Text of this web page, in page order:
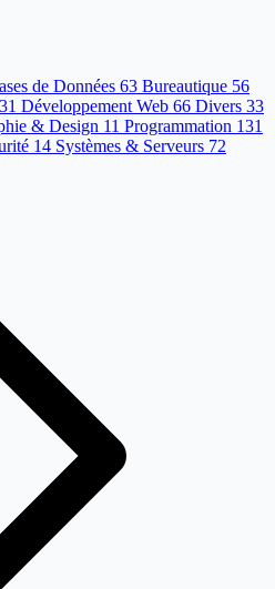
de Données 63 Bureautique 56
31 Développement Web 66 Divers 33
& Design 11 Programmation 131
14 Systèmes & Serveurs 72